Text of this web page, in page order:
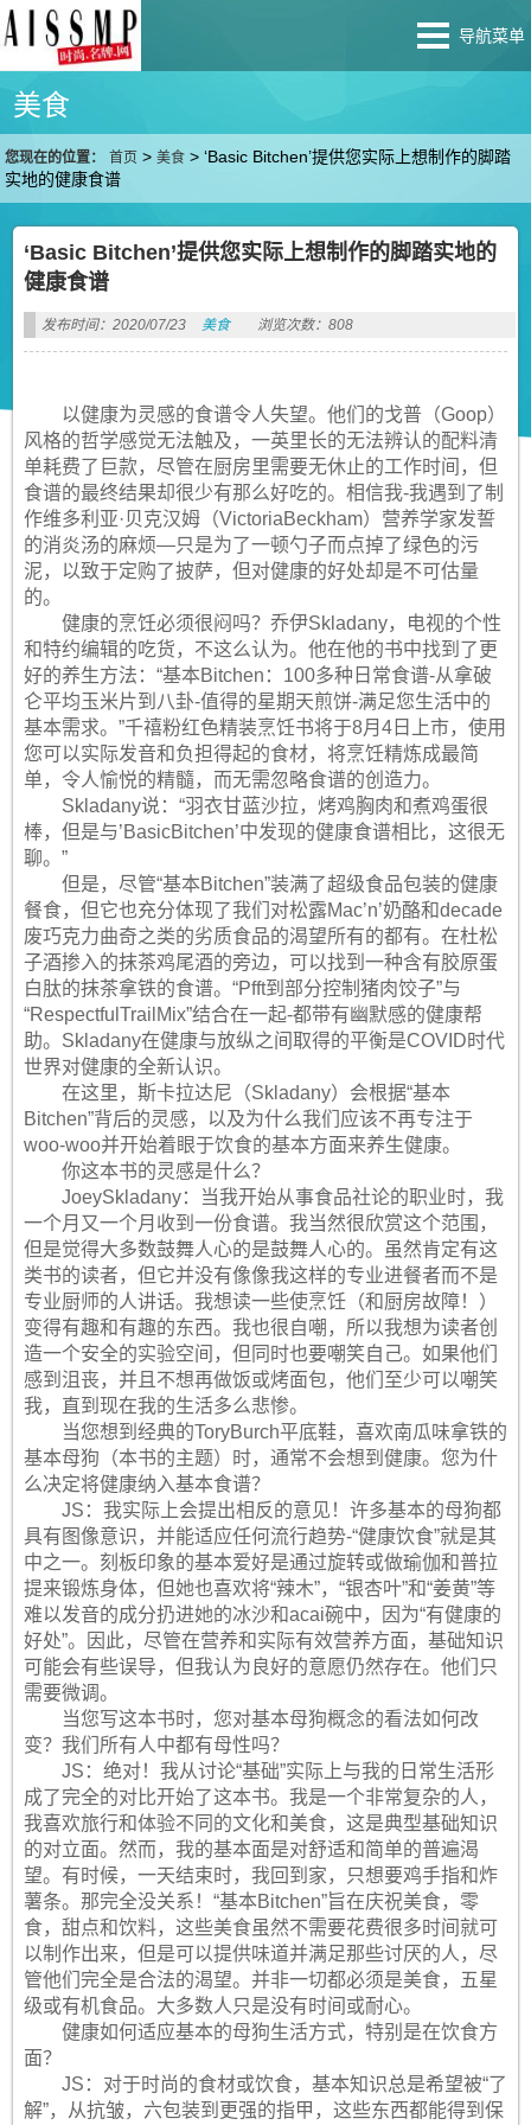
导航菜单
美食
您现在的位置： 首页 >美食 >‘Basic Bitchen’提供您实际上想制作的脚踏
实地的健康食谱
‘Basic Bitchen’提供您实际上想制作的脚踏实地的
健康食谱
发布时间：2020/07/23 美食 浏览次数：808
以健康为灵感的食谱令人失望。他们的戈普（Goop）
风格的哲学感觉无法触及，一英里长的无法辨认的配料清
单耗费了巨款，尽管在厨房里需要无休止的工作时间，但
食谱的最终结果却很少有那么好吃的。相信我-我遇到了制
作维多利亚·贝克汉姆（VictoriaBeckham）营养学家发誓
的消炎汤的麻烦—只是为了一顿勺子而点掉了绿色的污
泥，以致于定购了披萨，但对健康的好处却是不可估量
的。
健康的烹饪必须很闷吗？乔伊Skladany，电视的个性
和特约编辑的吃货，不这么认为。他在他的书中找到了更
好的养生方法：“基本Bitchen：100多种日常食谱-从拿破
仑平均玉米片到八卦-值得的星期天煎饼-满足您生活中的
基本需求。”千禧粉红色精装烹饪书将于8月4日上市，使用
您可以实际发音和负担得起的食材，将烹饪精炼成最简
单，令人愉悦的精髓，而无需忽略食谱的创造力。
Skladany说：“羽衣甘蓝沙拉，烤鸡胸肉和煮鸡蛋很
棒，但是与’BasicBitchen’中发现的健康食谱相比，这很无
聊。”
但是，尽管“基本Bitchen”装满了超级食品包装的健康
餐食，但它也充分体现了我们对松露Mac’n’奶酪和decade
废巧克力曲奇之类的劣质食品的渴望所有的都有。在杜松
子酒掺入的抹茶鸡尾酒的旁边，可以找到一种含有胶原蛋
白肽的抹茶拿铁的食谱。“Pfft到部分控制猪肉饺子”与
“RespectfulTrailMix”结合在一起-都带有幽默感的健康帮
助。Skladany在健康与放纵之间取得的平衡是COVID时代
世界对健康的全新认识。
在这里，斯卡拉达尼（Skladany）会根据“基本
Bitchen”背后的灵感，以及为什么我们应该不再专注于
woo-woo并开始着眼于饮食的基本方面来养生健康。
你这本书的灵感是什么？
JoeySkladany：当我开始从事食品社论的职业时，我
一个月又一个月收到一份食谱。我当然很欣赏这个范围，
但是觉得大多数鼓舞人心的是鼓舞人心的。虽然肯定有这
类书的读者，但它并没有像像我这样的专业进餐者而不是
专业厨师的人讲话。我想读一些使烹饪（和厨房故障！）
变得有趣和有趣的东西。我也很自嘲，所以我想为读者创
造一个安全的实验空间，但同时也要嘲笑自己。如果他们
感到沮丧，并且不想再做饭或烤面包，他们至少可以嘲笑
我，直到现在我的生活多么悲惨。
当您想到经典的ToryBurch平底鞋，喜欢南瓜味拿铁的
基本母狗（本书的主题）时，通常不会想到健康。您为什
么决定将健康纳入基本食谱？
JS：我实际上会提出相反的意见！许多基本的母狗都
具有图像意识，并能适应任何流行趋势-“健康饮食”就是其
中之一。刻板印象的基本爱好是通过旋转或做瑜伽和普拉
提来锻炼身体，但她也喜欢将“辣木”，“银杏叶”和“姜黄”等
难以发音的成分扔进她的冰沙和acai碗中，因为“有健康的
好处”。因此，尽管在营养和实际有效营养方面，基础知识
可能会有些误导，但我认为良好的意愿仍然存在。他们只
需要微调。
当您写这本书时，您对基本母狗概念的看法如何改
变？我们所有人中都有母性吗？
JS：绝对！我从讨论“基础”实际上与我的日常生活形
成了完全的对比开始了这本书。我是一个非常复杂的人，
我喜欢旅行和体验不同的文化和美食，这是典型基础知识
的对立面。然而，我的基本面是对舒适和简单的普遍渴
望。有时候，一天结束时，我回到家，只想要鸡手指和炸
薯条。那完全没关系！“基本Bitchen”旨在庆祝美食，零
食，甜点和饮料，这些美食虽然不需要花费很多时间就可
以制作出来，但是可以提供味道并满足那些讨厌的人，尽
管他们完全是合法的渴望。并非一切都必须是美食，五星
级或有机食品。大多数人只是没有时间或耐心。
健康如何适应基本的母狗生活方式，特别是在饮食方
面？
JS：对于时尚的食材或饮食，基本知识总是希望被“了
解”，从抗皱，六包装到更强的指甲，这些东西都能得到保